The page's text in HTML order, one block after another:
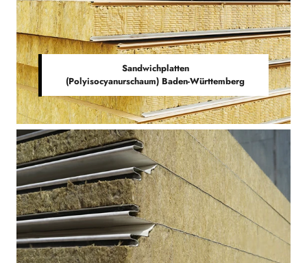
Sandwichplatten
(Polyisocyanurschaum) Baden-Württemberg